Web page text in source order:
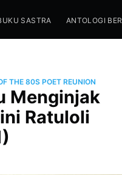
SASTRA ANTOLOGI
THE 80S POET REUNION
Menginjak
Ratuloli